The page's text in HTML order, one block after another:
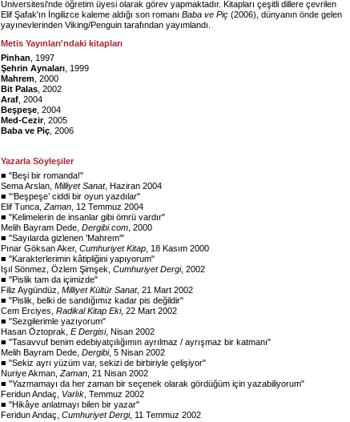
Üniversitesi'nde öğretim üyesi olarak görev yapmaktadır. Kitapları çeşitli dillere çevrilen
Elif Şafak'ın İngilizce kaleme aldığı son romanı Baba ve Piç (2006), dünyanın önde gelen
yayınevlerinden Viking/Penguin tarafından yayımlandı.
Metis Yayınları'ndaki kitapları
Pinhan , 1997
Şehrin Aynaları , 1999
Mahrem , 2000
Bit Palas , 2002
Araf , 2004
Beşpeşe , 2004
Med-Cezir, 2005
Baba ve Piç , 2006
Yazarla Söyleşiler
■ "Beşi bir romanda!"
Sema Arslan, Milliyet Sanat, Haziran 2004
■ "‘Beşpeşe’ ciddi bir oyun yazdılar"
Elif Tunca, Zaman , 12 Temmuz 2004
■ "Kelimelerin de insanlar gibi ömrü vardır"
Melih Bayram Dede, Dergibi.com , 2000
■ "Sayılarda gizlenen 'Mahrem'"
Pınar Göksan Aker, Cumhuriyet Kitap , 18 Kasım 2000
■ "Karakterlerimin kâtipliğini yapıyorum"
Işıl Sönmez, Özlem Şimşek, Cumhuriyet Dergi, 2002
■ "Pislik tam da içimizde"
Filiz Aygündüz, Milliyet Kültür Sanat, 21 Mart 2002
■ "Pislik, belki de sandığımız kadar pis değildir"
Cem Erciyes, Radikal Kitap Eki, 22 Mart 2002
■ "Sezgilerimle yazıyorum"
Hasan Öztoprak, E Dergisi, Nisan 2002
■ "Tasavvuf benim edebiyatçılığımın ayrılmaz / ayrışmaz bir katmanı"
Melih Bayram Dede, Dergibi, 5 Nisan 2002
■ "Sekiz ayrı yüzüm var, sekizi de birbiriyle çelişiyor"
Nuriye Akman, Zaman , 21 Nisan 2002
■ "Yazmamayı da her zaman bir seçenek olarak gördüğüm için yazabiliyorum"
Feridun Andaç, Varlık , Temmuz 2002
■ "Hikâye anlatmayı bilen bir yazar"
Feridun Andaç, Cumhuriyet Dergi, 11 Temmuz 2002